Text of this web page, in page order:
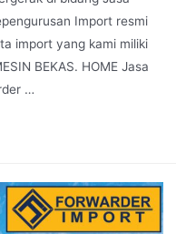
Import resmi
import yang kami miliki
BEKAS. HOME Jasa
…